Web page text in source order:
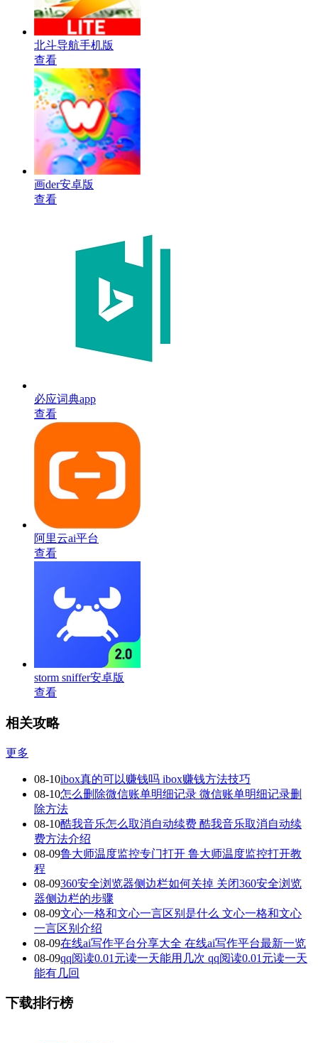
北斗导航手机版
查看
画der安卓版
查看
必应词典app
查看
阿里云ai平台
查看
storm sniffer安卓版
查看
相关攻略
更多
08-10ibox真的可以赚钱吗 ibox赚钱方法技巧
08-10怎么删除微信账单明细记录 微信账单明细记录删
除方法
08-10酷我音乐怎么取消自动续费 酷我音乐取消自动续
费方法介绍
08-09鲁大师温度监控专门打开 鲁大师温度监控打开教
程
08-09360安全浏览器侧边栏如何关掉 关闭360安全浏览
器侧边栏的步骤
08-09文心一格和文心一言区别是什么 文心一格和文心
一言区别介绍
08-09在线ai写作平台分享大全 在线ai写作平台最新一览
08-09qq阅读0.01元读一天能用几次 qq阅读0.01元读一天
能有几回
下载排行榜